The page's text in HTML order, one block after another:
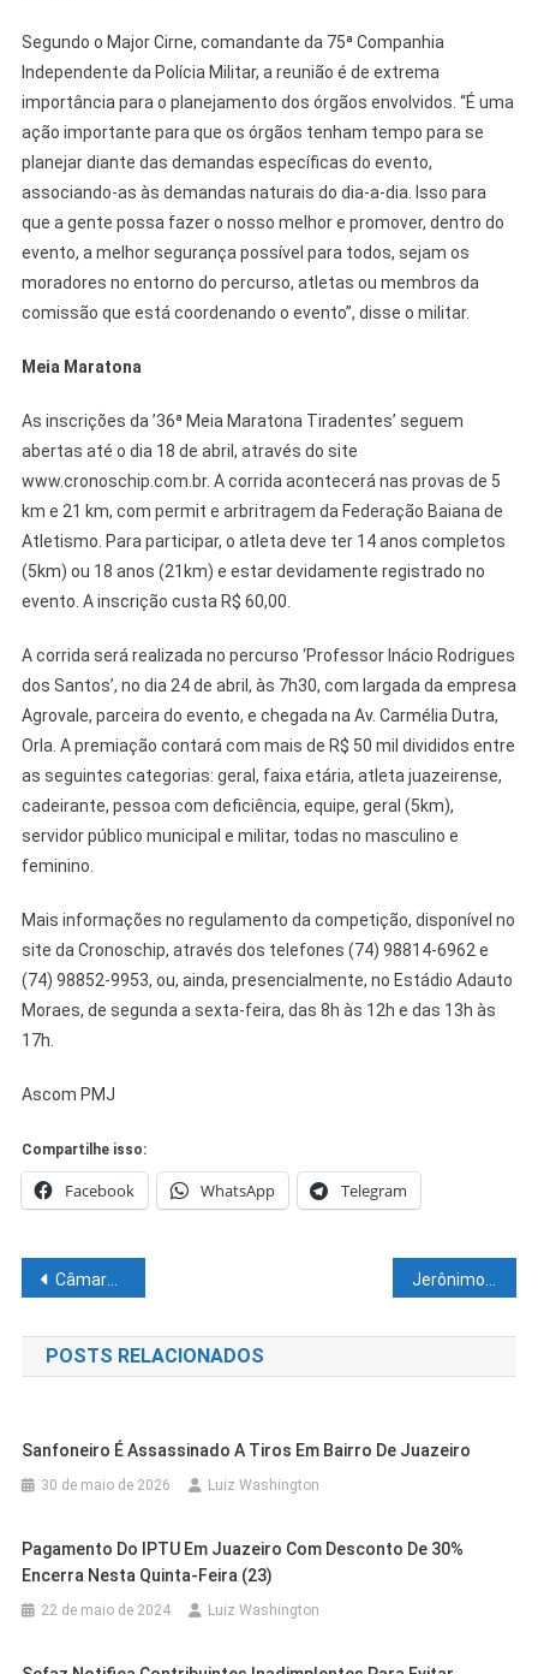
Segundo o Major Cirne, comandante da 75ª Companhia
Independente da Polícia Militar, a reunião é de extrema
importância para o planejamento dos órgãos envolvidos. “É uma
ação importante para que os órgãos tenham tempo para se
planejar diante das demandas específicas do evento,
associando-as às demandas naturais do dia-a-dia. Isso para
que a gente possa fazer o nosso melhor e promover, dentro do
evento, a melhor segurança possível para todos, sejam os
moradores no entorno do percurso, atletas ou membros da
comissão que está coordenando o evento”, disse o militar.
Meia Maratona
As inscrições da ’36ª Meia Maratona Tiradentes’ seguem
abertas até o dia 18 de abril, através do site
www.cronoschip.com.br. A corrida acontecerá nas provas de 5
km e 21 km, com permit e arbritragem da Federação Baiana de
Atletismo. Para participar, o atleta deve ter 14 anos completos
(5km) ou 18 anos (21km) e estar devidamente registrado no
evento. A inscrição custa R$ 60,00.
A corrida será realizada no percurso ‘Professor Inácio Rodrigues
dos Santos’, no dia 24 de abril, às 7h30, com largada da empresa
Agrovale, parceira do evento, e chegada na Av. Carmélia Dutra,
Orla. A premiação contará com mais de R$ 50 mil divididos entre
as seguintes categorias: geral, faixa etária, atleta juazeirense,
cadeirante, pessoa com deficiência, equipe, geral (5km),
servidor público municipal e militar, todas no masculino e
feminino.
Mais informações no regulamento da competição, disponível no
site da Cronoschip, através dos telefones (74) 98814-6962 e
(74) 98852-9953, ou, ainda, presencialmente, no Estádio Adauto
Moraes, de segunda a sexta-feira, das 8h às 12h e das 13h às
17h.
Ascom PMJ
Compartilhe isso:
Facebook WhatsApp Telegram
Navegação
de
Post
Câmara Municipal de Juazeiro entrega título de cidadania ao deputado Daniel Almeida e ao secretário estadual Davidson Magalhães Jerônimo recebe apoio de prefeitos e presidentes de consórcios: “Juntos, podemos fazer mais e melhor”
POSTS RELACIONADOS
Sanfoneiro É Assassinado A Tiros Em Bairro De Juazeiro
30 de maio de 2026 Luiz Washington
Pagamento Do IPTU Em Juazeiro Com Desconto De 30%
Encerra Nesta Quinta-Feira (23)
22 de maio de 2024 Luiz Washington